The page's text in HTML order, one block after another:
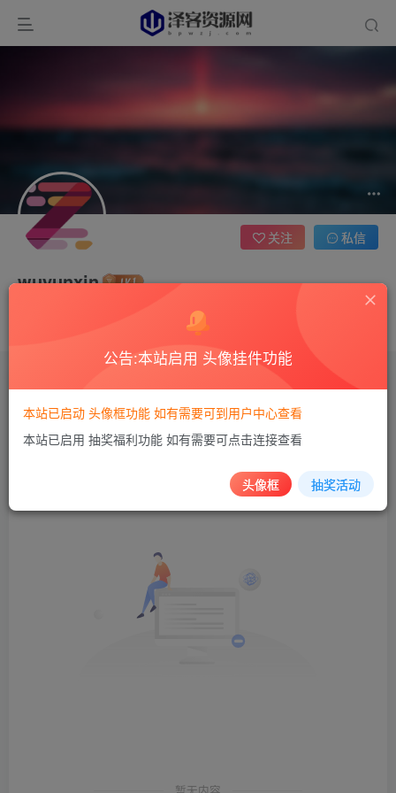
wuyunxin
关注 私信
文章0 收藏0 评论3 版块0 帖子0 粉丝0
发布 0
公告:本站启用 头像挂件功能
本站已启动 头像框功能 如有需要可到用户中心查看
本站已启用 抽奖福利功能 如有需要可点击连接查看
头像框 抽奖活动